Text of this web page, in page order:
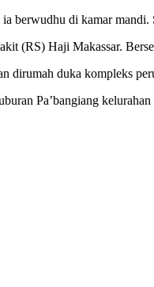
berwudhu di kamar
(RS) Haji Makassar.
dirumah duka kompleks
Pa’bangiang